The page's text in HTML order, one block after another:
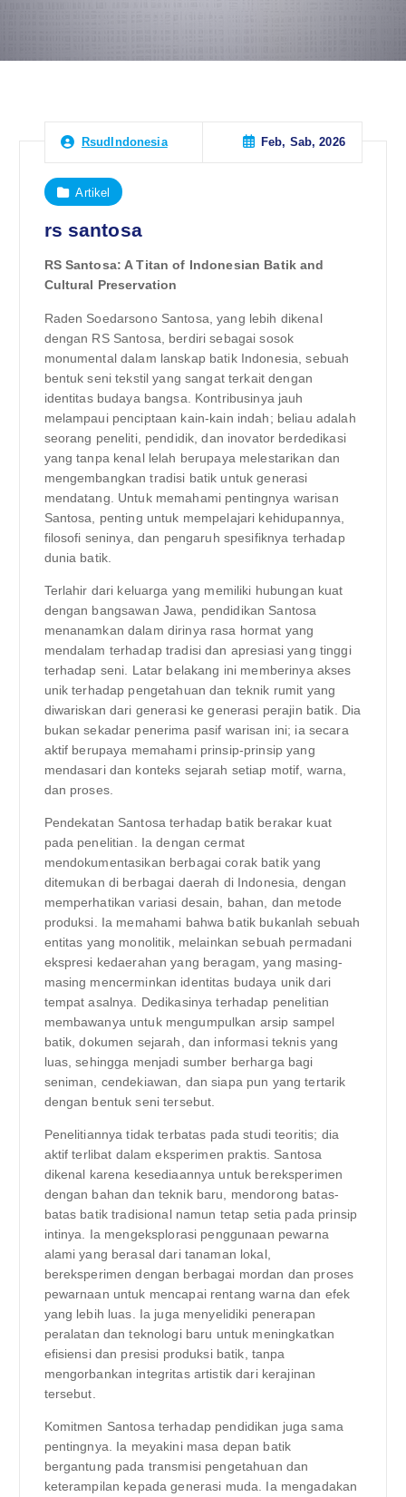
RsudIndonesia Feb, Sab, 2026
Artikel
rs santosa
RS Santosa: A Titan of Indonesian Batik and
Cultural Preservation
Raden Soedarsono Santosa, yang lebih dikenal
dengan RS Santosa, berdiri sebagai sosok
monumental dalam lanskap batik Indonesia, sebuah
bentuk seni tekstil yang sangat terkait dengan
identitas budaya bangsa. Kontribusinya jauh
melampaui penciptaan kain-kain indah; beliau adalah
seorang peneliti, pendidik, dan inovator berdedikasi
yang tanpa kenal lelah berupaya melestarikan dan
mengembangkan tradisi batik untuk generasi
mendatang. Untuk memahami pentingnya warisan
Santosa, penting untuk mempelajari kehidupannya,
filosofi seninya, dan pengaruh spesifiknya terhadap
dunia batik.
Terlahir dari keluarga yang memiliki hubungan kuat
dengan bangsawan Jawa, pendidikan Santosa
menanamkan dalam dirinya rasa hormat yang
mendalam terhadap tradisi dan apresiasi yang tinggi
terhadap seni. Latar belakang ini memberinya akses
unik terhadap pengetahuan dan teknik rumit yang
diwariskan dari generasi ke generasi perajin batik. Dia
bukan sekadar penerima pasif warisan ini; ia secara
aktif berupaya memahami prinsip-prinsip yang
mendasari dan konteks sejarah setiap motif, warna,
dan proses.
Pendekatan Santosa terhadap batik berakar kuat
pada penelitian. Ia dengan cermat
mendokumentasikan berbagai corak batik yang
ditemukan di berbagai daerah di Indonesia, dengan
memperhatikan variasi desain, bahan, dan metode
produksi. Ia memahami bahwa batik bukanlah sebuah
entitas yang monolitik, melainkan sebuah permadani
ekspresi kedaerahan yang beragam, yang masing-
masing mencerminkan identitas budaya unik dari
tempat asalnya. Dedikasinya terhadap penelitian
membawanya untuk mengumpulkan arsip sampel
batik, dokumen sejarah, dan informasi teknis yang
luas, sehingga menjadi sumber berharga bagi
seniman, cendekiawan, dan siapa pun yang tertarik
dengan bentuk seni tersebut.
Penelitiannya tidak terbatas pada studi teoritis; dia
aktif terlibat dalam eksperimen praktis. Santosa
dikenal karena kesediaannya untuk bereksperimen
dengan bahan dan teknik baru, mendorong batas-
batas batik tradisional namun tetap setia pada prinsip
intinya. Ia mengeksplorasi penggunaan pewarna
alami yang berasal dari tanaman lokal,
bereksperimen dengan berbagai mordan dan proses
pewarnaan untuk mencapai rentang warna dan efek
yang lebih luas. Ia juga menyelidiki penerapan
peralatan dan teknologi baru untuk meningkatkan
efisiensi dan presisi produksi batik, tanpa
mengorbankan integritas artistik dari kerajinan
tersebut.
Komitmen Santosa terhadap pendidikan juga sama
pentingnya. Ia meyakini masa depan batik
bergantung pada transmisi pengetahuan dan
keterampilan kepada generasi muda. Ia mengadakan